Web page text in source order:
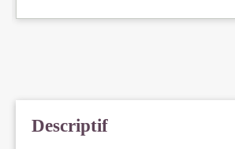
Descriptif